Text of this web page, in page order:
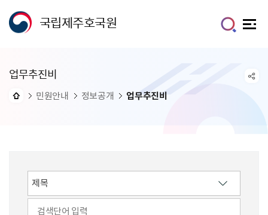
국립제주호국원
업무추진비
민원안내 정보공개 업무추진비